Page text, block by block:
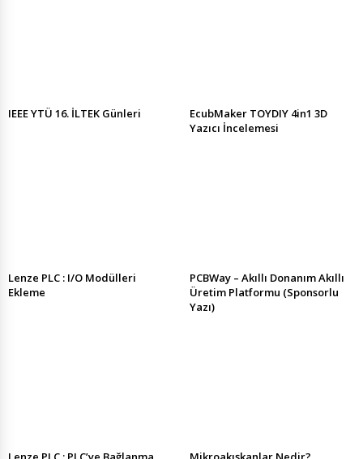
IEEE YTÜ 16. İLTEK Günleri
EcubMaker TOYDIY 4in1 3D
Yazıcı İncelemesi
Lenze PLC : I/O Modülleri
Ekleme
PCBWay – Akıllı Donanım Akıllı
Üretim Platformu (Sponsorlu
Yazı)